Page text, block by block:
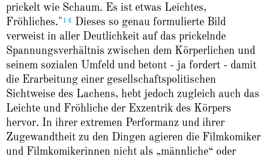
prickelt wie Schaum. Es ist etwas Leichtes,
Fröhliches."14 Dieses so genau formulierte Bild
verweist in aller Deutlichkeit auf das prickelnde
Spannungsverhältnis zwischen dem Körperlichen und
seinem sozialen Umfeld und betont - ja fordert - damit
die Erarbeitung einer gesellschaftspolitischen
Sichtweise des Lachens, hebt jedoch zugleich auch das
Leichte und Fröhliche der Exzentrik des Körpers
hervor. In ihrer extremen Performanz und ihrer
Zugewandtheit zu den Dingen agieren die Filmkomiker
und Filmkomikerinnen nicht als „männliche“ oder